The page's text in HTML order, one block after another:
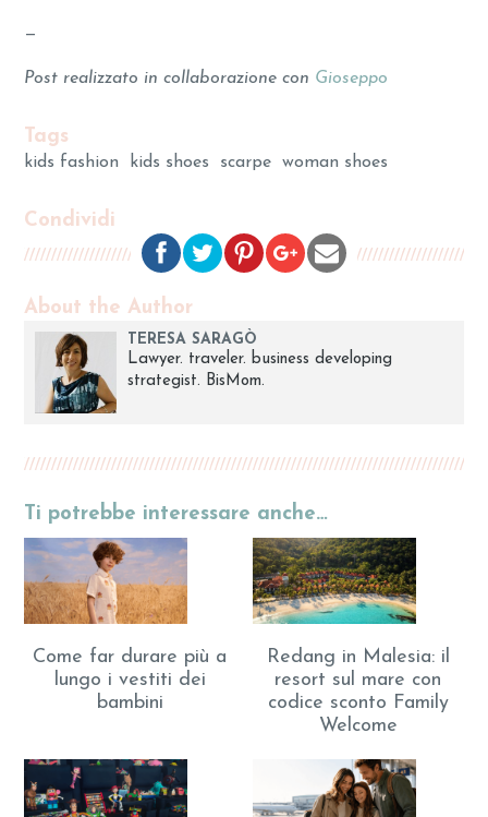
—
Post realizzato in collaborazione con Gioseppo
Tags
kids fashion kids shoes scarpe woman shoes
Condividi
About the Author
TERESA SARAGÒ
Lawyer. traveler. business developing
strategist. BisMom.
Ti potrebbe interessare anche…
Come far durare più a
lungo i vestiti dei
bambini
Redang in Malesia: il
resort sul mare con
codice sconto Family
Welcome